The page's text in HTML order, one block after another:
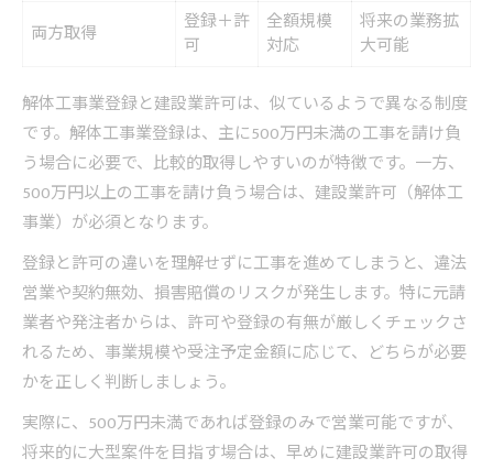
両方取得
登録＋許
可
全額規模
対応
将来の業務拡
大可能
解体工事業登録と建設業許可は、似ているようで異なる制度
です。解体工事業登録は、主に500万円未満の工事を請け負
う場合に必要で、比較的取得しやすいのが特徴です。一方、
500万円以上の工事を請け負う場合は、建設業許可（解体工
事業）が必須となります。
登録と許可の違いを理解せずに工事を進めてしまうと、違法
営業や契約無効、損害賠償のリスクが発生します。特に元請
業者や発注者からは、許可や登録の有無が厳しくチェックさ
れるため、事業規模や受注予定金額に応じて、どちらが必要
かを正しく判断しましょう。
実際に、500万円未満であれば登録のみで営業可能ですが、
将来的に大型案件を目指す場合は、早めに建設業許可の取得